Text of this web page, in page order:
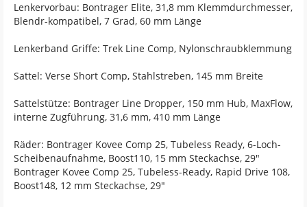
Lenkervorbau: Bontrager Elite, 31,8 mm Klemmdurchmesser,
Blendr-kompatibel, 7 Grad, 60 mm Länge
Lenkerband Griffe: Trek Line Comp, Nylonschraubklemmung
Sattel: Verse Short Comp, Stahlstreben, 145 mm Breite
Sattelstütze: Bontrager Line Dropper, 150 mm Hub, MaxFlow,
interne Zugführung, 31,6 mm, 410 mm Länge
Räder: Bontrager Kovee Comp 25, Tubeless Ready, 6-Loch-
Scheibenaufnahme, Boost110, 15 mm Steckachse, 29"
Bontrager Kovee Comp 25, Tubeless-Ready, Rapid Drive 108,
Boost148, 12 mm Steckachse, 29"